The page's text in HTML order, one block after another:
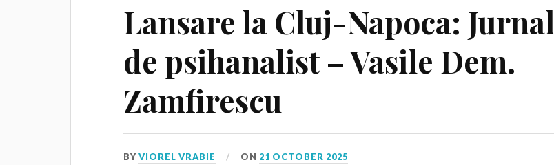
Lansare la Cluj-Napoca: Jurnal
de psihanalist – Vasile Dem.
Zamfirescu
BYVIOREL VRABIE ON 21 OCTOBER 2025